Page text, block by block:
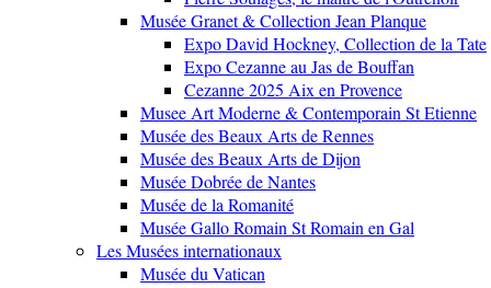
Musée Granet & Collection Jean Planque
Expo David Hockney, Collection de la Tate
Expo Cezanne au Jas de Bouffan
Cezanne 2025 Aix en Provence
Musee Art Moderne & Contemporain St Etienne
Musée des Beaux Arts de Rennes
Musée des Beaux Arts de Dijon
Musée Dobrée de Nantes
Musée de la Romanité
Musée Gallo Romain St Romain en Gal
Les Musées internationaux
Musée du Vatican